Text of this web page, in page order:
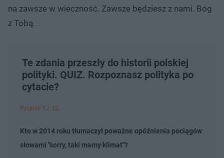
na zawsze w wieczność. Zawsze będziesz z nami. Bóg
z Tobą.
Te zdania przeszły do historii polskiej
polityki. QUIZ. Rozpoznasz polityka po
cytacie?
Pytanie 1 z 12
Kto w 2014 roku tłumaczył poważne opóźnienia pociągów
słowami "sorry, taki mamy klimat"?